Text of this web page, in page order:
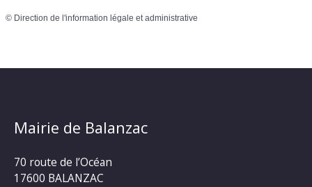
© Direction de l'information légale et administrative
Mairie de Balanzac
70 route de l’Océan
17600 BALANZAC